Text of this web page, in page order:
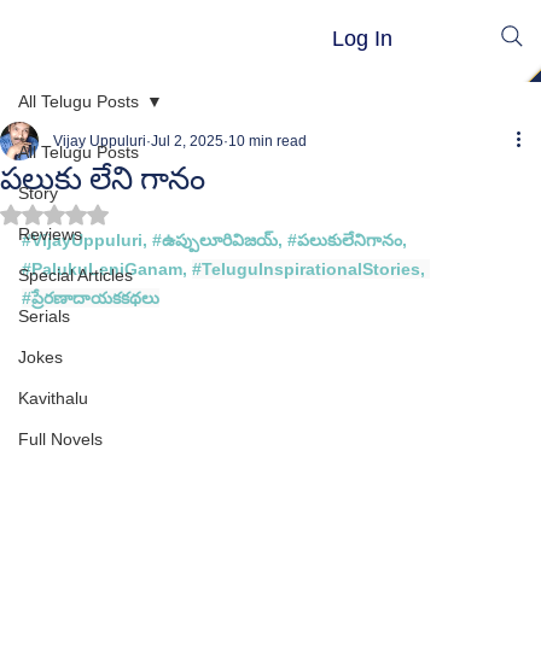
Log In
All Telugu Posts
Story
Reviews
Special Articles
Serials
Jokes
Kavithalu
Full Novels
All Telugu Posts
పలుకు లేని గానం
Vijay Uppuluri Jul 2, 2025 10 min read
Rated NaN out of 5 stars.
#VijayUppuluri, #ఉప్పులూరివిజయ్, #పలుకులేనిగానం,
#PalukuLeniGanam, #TeluguInspirationalStories,
#ప్రేరణాదాయకకథలు